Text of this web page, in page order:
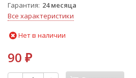
Гарантия 24 месяца
Все характеристики
Нет в наличии
90 ₽